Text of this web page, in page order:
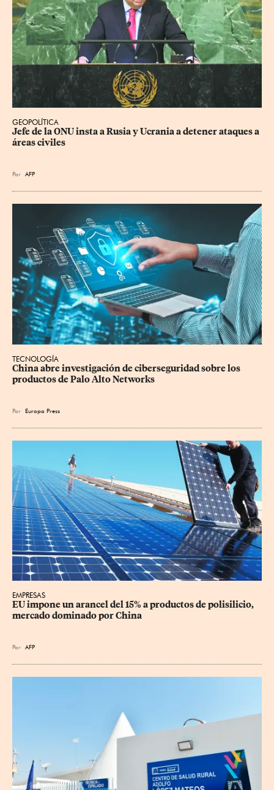
GEOPOLÍTICA
Jefe de la ONU insta a Rusia y Ucrania a detener ataques a
áreas civiles
Por AFP
TECNOLOGÍA
China abre investigación de ciberseguridad sobre los
productos de Palo Alto Networks
Por Europa Press
EMPRESAS
EU impone un arancel del 15% a productos de polisilicio,
mercado dominado por China
Por AFP